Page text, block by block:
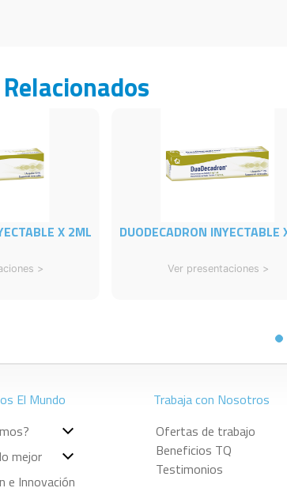
X 2ML
>
DUODECADRON INYECTABLE
Ver presentaciones >
El Mundo
mejor
e Innovación
Trabaja con Nosotros
Ofertas de trabajo
Beneficios TQ
Testimonios